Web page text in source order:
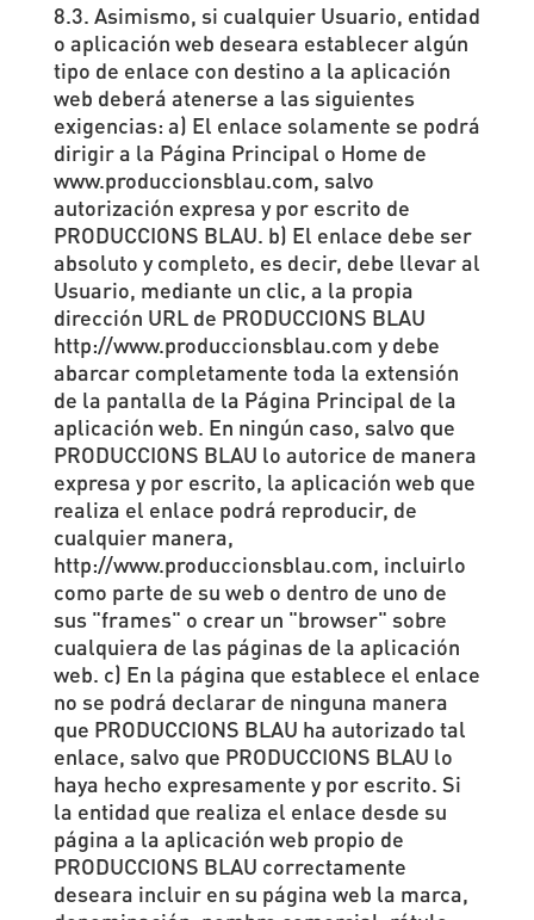
8.3. Asimismo, si cualquier Usuario, entidad
o aplicación web deseara establecer algún
tipo de enlace con destino a la aplicación
web deberá atenerse a las siguientes
exigencias: a) El enlace solamente se podrá
dirigir a la Página Principal o Home de
www.produccionsblau.com, salvo
autorización expresa y por escrito de
PRODUCCIONS BLAU. b) El enlace debe ser
absoluto y completo, es decir, debe llevar al
Usuario, mediante un clic, a la propia
dirección URL de PRODUCCIONS BLAU
http://www.produccionsblau.com y debe
abarcar completamente toda la extensión
de la pantalla de la Página Principal de la
aplicación web. En ningún caso, salvo que
PRODUCCIONS BLAU lo autorice de manera
expresa y por escrito, la aplicación web que
realiza el enlace podrá reproducir, de
cualquier manera,
http://www.produccionsblau.com, incluirlo
como parte de su web o dentro de uno de
sus "frames" o crear un "browser" sobre
cualquiera de las páginas de la aplicación
web. c) En la página que establece el enlace
no se podrá declarar de ninguna manera
que PRODUCCIONS BLAU ha autorizado tal
enlace, salvo que PRODUCCIONS BLAU lo
haya hecho expresamente y por escrito. Si
la entidad que realiza el enlace desde su
página a la aplicación web propio de
PRODUCCIONS BLAU correctamente
deseara incluir en su página web la marca,